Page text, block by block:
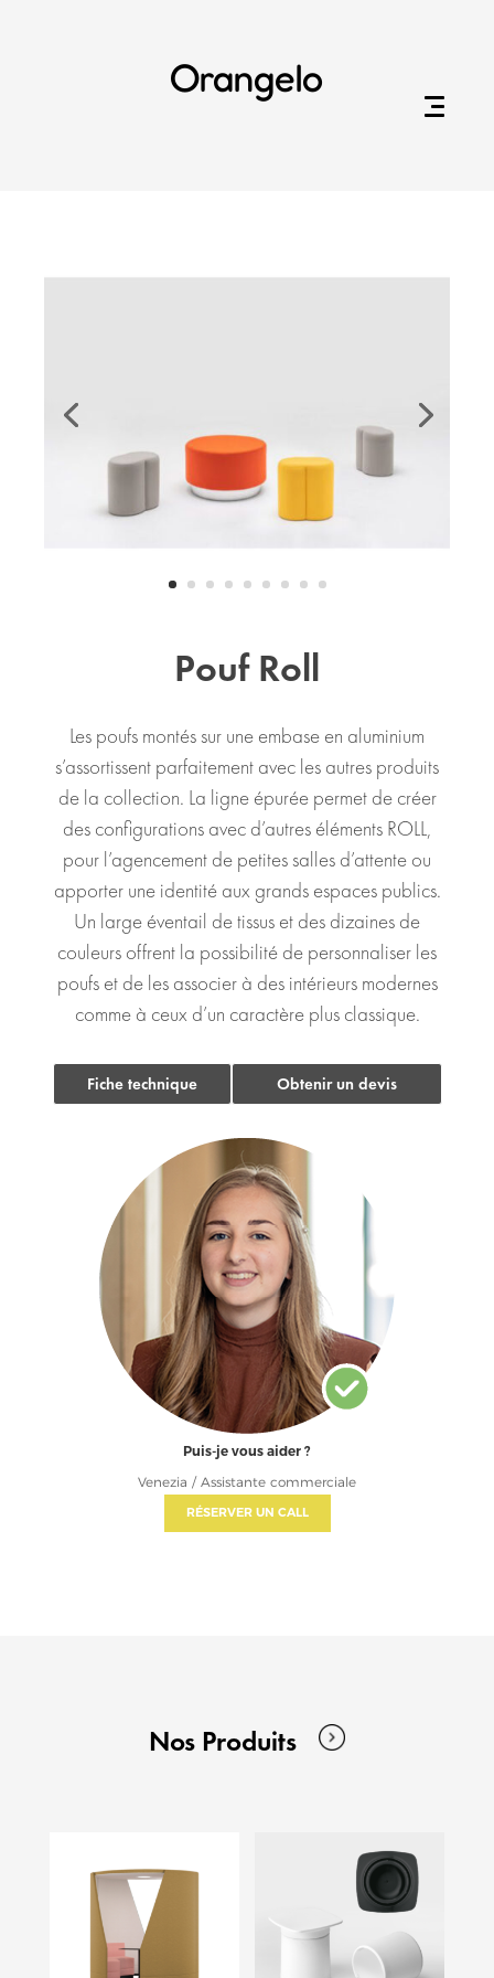
Orangelo
Pouf Roll
Les poufs montés sur une embase en aluminium
s’assortissent parfaitement avec les autres produits
de la collection. La ligne épurée permet de créer
des configurations avec d’autres éléments ROLL,
pour l’agencement de petites salles d’attente ou
apporter une identité aux grands espaces publics.
Un large éventail de tissus et des dizaines de
couleurs offrent la possibilité de personnaliser les
poufs et de les associer à des intérieurs modernes
comme à ceux d’un caractère plus classique.
Fiche technique Obtenir un devis
Puis-je vous aider ?
Venezia / Assistante commerciale
RÉSERVER UN CALL
Nos Produits